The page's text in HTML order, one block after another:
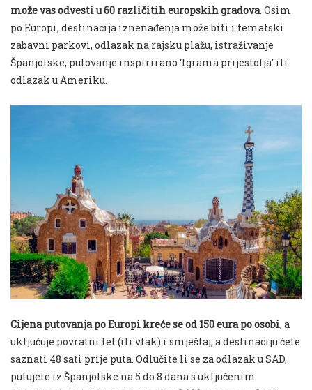
može vas odvesti u 60 različitih europskih gradova. Osim
po Europi, destinacija iznenađenja može biti i tematski
zabavni parkovi, odlazak na rajsku plažu, istraživanje
Španjolske, putovanje inspirirano ‘Igrama prijestolja’ ili
odlazak u Ameriku.
Cijena putovanja po Europi kreće se od 150 eura po osobi, a
uključuje povratni let (ili vlak) i smještaj, a destinaciju ćete
saznati 48 sati prije puta. Odlučite li se za odlazak u SAD,
putujete iz Španjolske na 5 do 8 dana s uključenim